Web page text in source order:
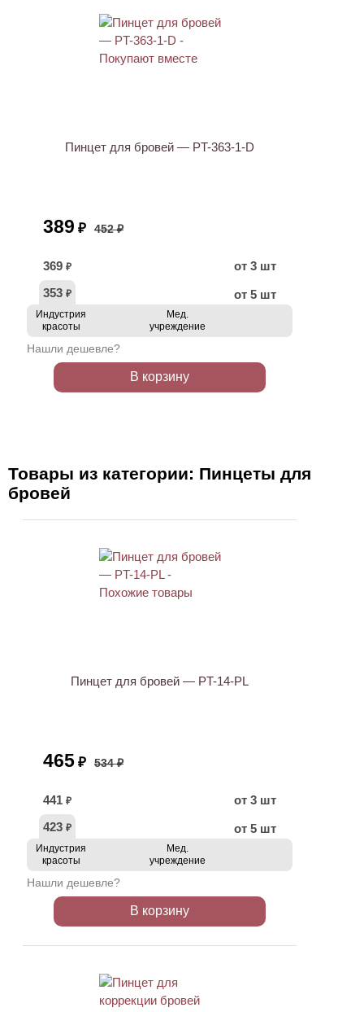
Пинцет для бровей — PT-363-1-D
389 ₽ 452 ₽
369 ₽
от 3 шт
353 ₽ от 5 шт
Индустрия
красоты
Мед.
учреждение
Нашли дешевле?
В корзину
Товары из категории: Пинцеты для
бровей
Пинцет для бровей — PT-14-PL
465 ₽ 534 ₽
441 ₽
от 3 шт
423 ₽ от 5 шт
Индустрия
красоты
Мед.
учреждение
Нашли дешевле?
В корзину